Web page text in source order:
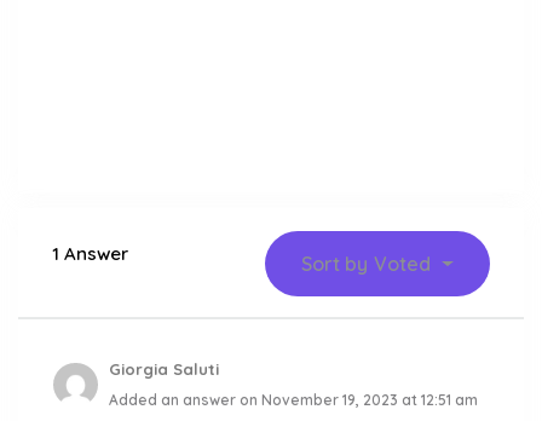
1 Answer Sort by Voted
Giorgia Saluti
Added an answer on November 19, 2023 at 12:51 am